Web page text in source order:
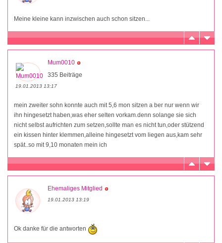
Meine kleine kann inzwischen auch schon sitzen...
Mum0010
335 Beiträge
19.01.2013 13:17
mein zweiter sohn konnte auch mit 5,6 mon sitzen a ber nur wenn wir
ihn hingesetzt haben,was eher selten vorkam.denn solange sie sich
nicht selbst aufrichten zum setzen,sollte man es nicht tun,oder stützend
ein kissen hinter klemmen,alleine hingesetzt vom liegen aus,kam sehr
spät..so mit 9,10 monaten mein ich
Ehemaliges Mitglied
19.01.2013 13:19
Ok danke für die antworten